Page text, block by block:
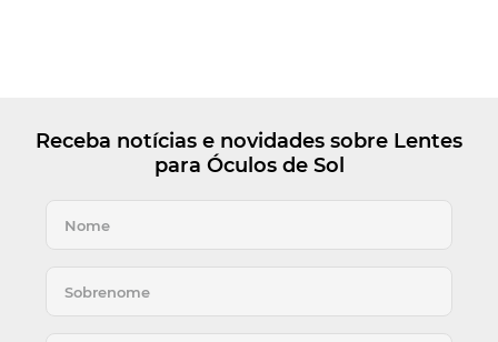
Receba notícias e novidades sobre Lentes
para Óculos de Sol